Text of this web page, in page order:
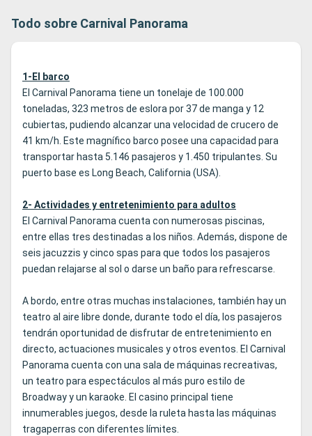
Todo sobre Carnival Panorama
1-El barco
El Carnival Panorama tiene un tonelaje de 100.000
toneladas, 323 metros de eslora por 37 de manga y 12
cubiertas, pudiendo alcanzar una velocidad de crucero de
41 km/h. Este magnífico barco posee una capacidad para
transportar hasta 5.146 pasajeros y 1.450 tripulantes. Su
puerto base es Long Beach, California (USA).
2- Actividades y entretenimiento para adultos
El Carnival Panorama cuenta con numerosas piscinas,
entre ellas tres destinadas a los niños. Además, dispone de
seis jacuzzis y cinco spas para que todos los pasajeros
puedan relajarse al sol o darse un baño para refrescarse.
A bordo, entre otras muchas instalaciones, también hay un
teatro al aire libre donde, durante todo el día, los pasajeros
tendrán oportunidad de disfrutar de entretenimiento en
directo, actuaciones musicales y otros eventos. El Carnival
Panorama cuenta con una sala de máquinas recreativas,
un teatro para espectáculos al más puro estilo de
Broadway y un karaoke. El casino principal tiene
innumerables juegos, desde la ruleta hasta las máquinas
tragaperras con diferentes límites.